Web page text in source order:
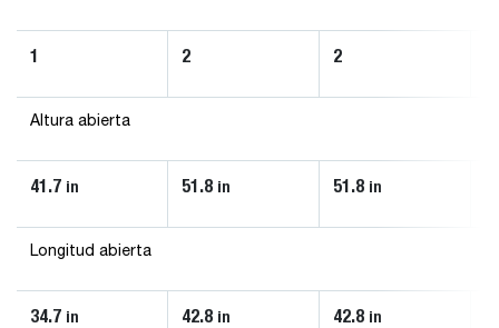
1 2 2
Altura abierta
41.7 in 51.8 in 51.8 in
Longitud abierta
34.7 in 42.8 in 42.8 in